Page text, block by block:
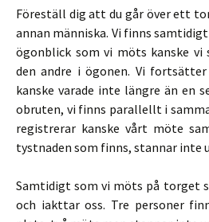
Föreställ dig att du går över ett
annan människa. Vi finns
ögonblick som vi möts kanske vi
den andre i ögonen. Vi
kanske varade inte längre än en
obruten, vi finns parallellt i
registrerar kanske vårt möte
tystnaden som finns, stannar inte
Samtidigt som vi möts på torget
och iakttar oss. Tre personer